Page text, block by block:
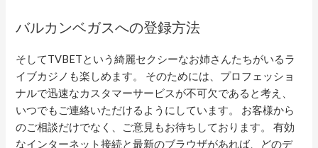
バルカンベガスへの登録方法
そしてTVBETという綺麗セクシーなお姉さんたちがいるラ
イブカジノも楽しめます。 そのためには、プロフェッショ
ナルで迅速なカスタマーサービスが不可欠であると考え、
いつでもご連絡いただけるようにしています。 お客様から
のご相談だけでなく、ご意見もお待ちしております。 有効
なインターネット接続と最新のブラウザがあれば、どのデ